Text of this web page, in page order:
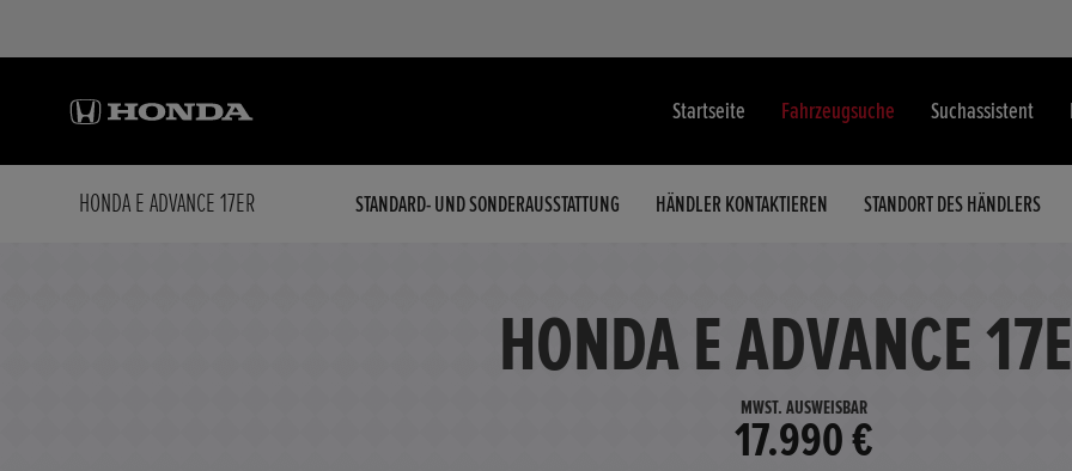
Startseite Fahrzeugsuche Suchassistent
HONDA E ADVANCE 17ER STANDARD- UND SONDERAUSSTATTUNG HÄNDLER KONTAKTIEREN STANDORT DES HÄNDLERS
HONDA E ADVANCE
MWST. AUSWEISBAR
17.990 €